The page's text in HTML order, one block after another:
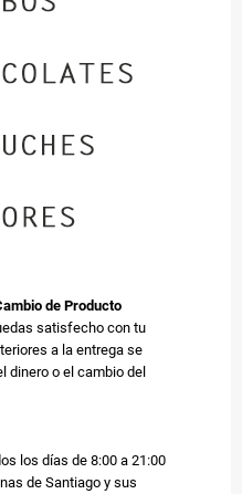
de Producto
satisfecho con tu
a la entrega se
dinero o el cambio del
los días de 8:00 a 21:00
de Santiago y sus